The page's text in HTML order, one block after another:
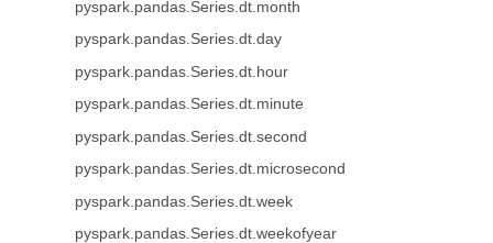
pyspark.pandas.Series.dt.month
pyspark.pandas.Series.dt.day
pyspark.pandas.Series.dt.hour
pyspark.pandas.Series.dt.minute
pyspark.pandas.Series.dt.second
pyspark.pandas.Series.dt.microsecond
pyspark.pandas.Series.dt.week
pyspark.pandas.Series.dt.weekofyear